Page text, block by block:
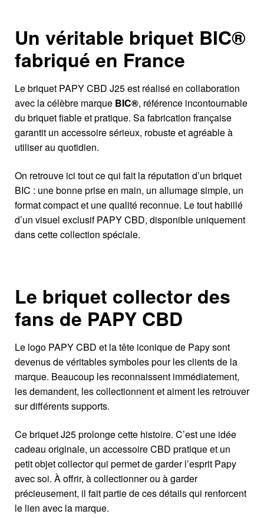
Un véritable briquet BIC®
fabriqué en France
Le briquet PAPY CBD J25 est réalisé en collaboration
avec la célèbre marque BIC®, référence incontournable
du briquet fiable et pratique. Sa fabrication française
garantit un accessoire sérieux, robuste et agréable à
utiliser au quotidien.
On retrouve ici tout ce qui fait la réputation d’un briquet
BIC : une bonne prise en main, un allumage simple, un
format compact et une qualité reconnue. Le tout habillé
d’un visuel exclusif PAPY CBD, disponible uniquement
dans cette collection spéciale.
Le briquet collector des
fans de PAPY CBD
Le logo PAPY CBD et la tête iconique de Papy sont
devenus de véritables symboles pour les clients de la
marque. Beaucoup les reconnaissent immédiatement,
les demandent, les collectionnent et aiment les retrouver
sur différents supports.
Ce briquet J25 prolonge cette histoire. C’est une idée
cadeau originale, un accessoire CBD pratique et un
petit objet collector qui permet de garder l’esprit Papy
avec soi. À offrir, à collectionner ou à garder
précieusement, il fait partie de ces détails qui renforcent
le lien avec la marque.